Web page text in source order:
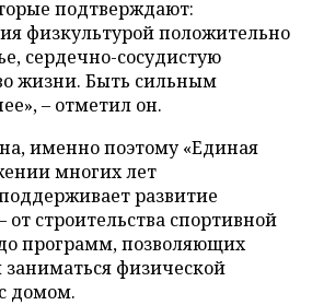
подтверждают:
физкультурой положительно
сердечно-сосудистую
жизни. Быть сильным
– отметил он.
именно поэтому «Единая
многих лет
развитие
от строительства спортивной
программ, позволяющих
физической
домом.